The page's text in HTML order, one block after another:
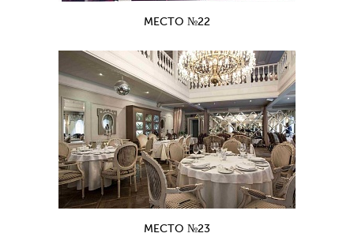
МЕСТО №22
МЕСТО №23